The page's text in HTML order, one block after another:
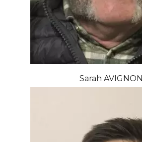
Sarah AVIGNON